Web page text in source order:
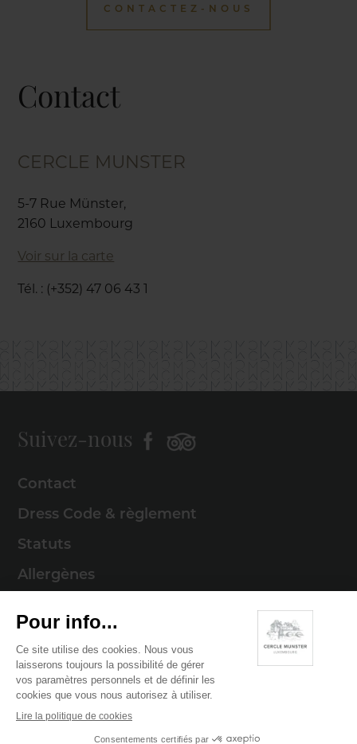
CONTACTEZ-NOUS
Contact
CERCLE MUNSTER
5-7 Rue Münster,
2160 Luxembourg
Voir sur la carte
Tél. : (+352) 47 06 43 1
Suivez-nous
Contact
Dress Code & règlement
Statuts
Allergènes
Mentions légales
Politique de cookies
Politique de confidentialité
© 2026 Cercle Munster . Tous droits réservés